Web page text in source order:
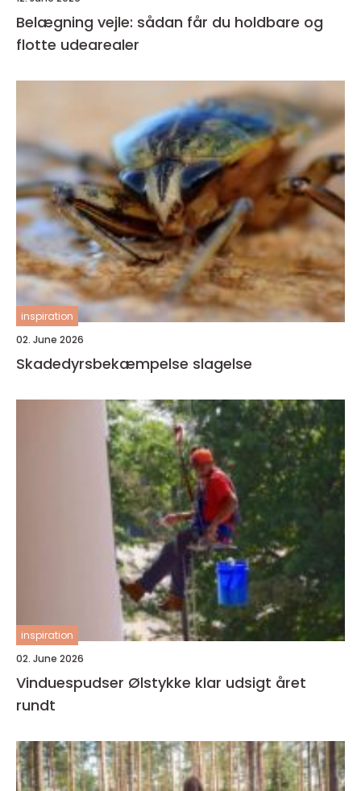
Belægning vejle: sådan får du holdbare og
flotte udearealer
inspiration
02. June 2026
Skadedyrsbekæmpelse slagelse
inspiration
02. June 2026
Vinduespudser Ølstykke klar udsigt året
rundt